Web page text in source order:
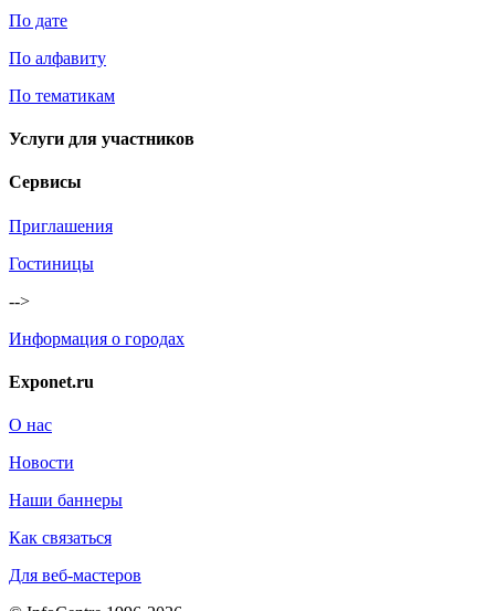
По дате
По алфавиту
По тематикам
Услуги для участников
Сервисы
Приглашения
Гостиницы
-->
Информация о городах
Exponet.ru
О нас
Новости
Наши баннеры
Как связаться
Для веб-мастеров